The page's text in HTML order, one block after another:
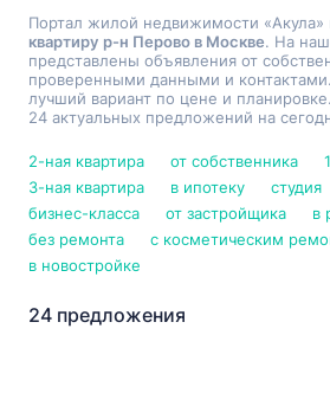
Портал жилой недвижимости
квартиру р-н Перово в Москве. На
представлены объявления от
проверенными данными и
лучший вариант по цене и
24 актуальных предложений на
2-ная квартира от собственника
3-ная квартира
в ипотеку студия
бизнес-класса
от застройщика
в
без ремонта
с косметическим
в новостройке
24 предложения